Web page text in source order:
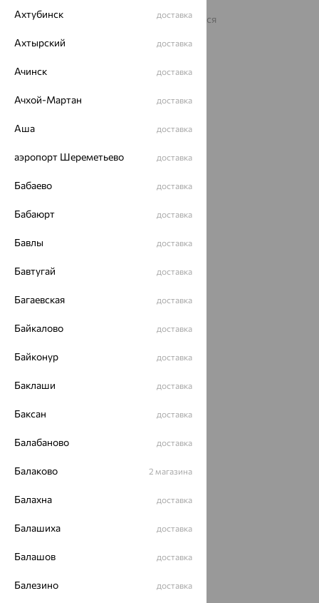
На информационном ресурсе применяются
ОГРН 1044800168379
Ахтубинск доставка
Ахтырский доставка
Ачинск доставка
Ачхой-Мартан доставка
Аша доставка
аэропорт Шереметьево доставка
Бабаево доставка
Бабаюрт доставка
Бавлы доставка
Бавтугай доставка
Багаевская доставка
Байкалово доставка
Байконур доставка
Баклаши доставка
Баксан доставка
Балабаново доставка
Балаково 2 магазина
Балахна доставка
Балашиха доставка
Балашов доставка
Балезино доставка